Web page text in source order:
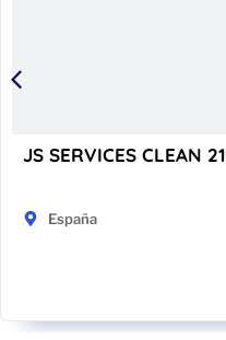
JS SERVICES CLEAN
España